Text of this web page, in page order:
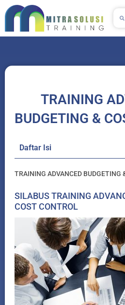
Skip
to
TRAINING
BUDGETING &
Daftar Isi
TRAINING ADVANCED BUDGETING
SILABUS TRAINING
COST CONTROL